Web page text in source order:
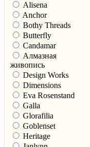
Alisena
Anchor
Bothy Threads
Butterfly
Candamar
Алмазная
живопись
Design Works
Dimensions
Eva Rosenstand
Galla
Glorafilia
Goblenset
Heritage